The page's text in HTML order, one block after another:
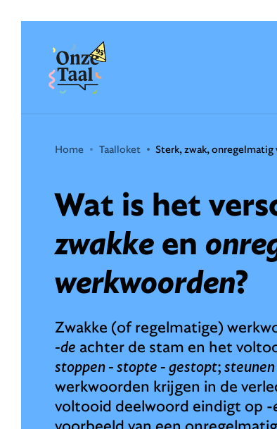
Onze Taal
Home Taalloket Sterk, zwak,
Wat is het
zwakkeen
werkwoorden?
Zwakke (of regelmatige)
-de achter de stam en het
stoppen - stopte - gestopt;
werkwoorden krijgen in de
voltooid deelwoord eindigt op -
voorbeeld van een